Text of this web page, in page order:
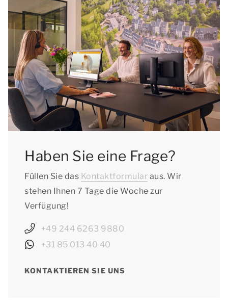
Haben Sie eine Frage?
Füllen Sie das Kontaktformular aus. Wir
stehen Ihnen 7 Tage die Woche zur
Verfügung!
+49 244 6263 9880
+31 85 013 40 40
KONTAKTIEREN SIE UNS